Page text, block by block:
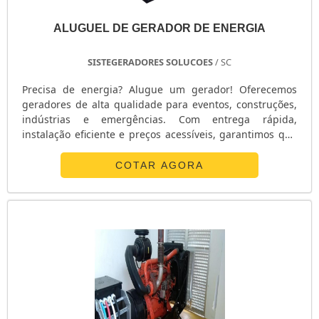
GERADOR 35 KVA
GERADOR 2KVA
GERADOR 2KVA PREÇO
GERADOR 2KVA PARTIDA ELÉTRICA
GERADOR 2KVA DIESEL
GERADOR 250 KVA
GERADOR 25 KVA
ALUGUEL DE GERADOR DE ENERGIA
SISTEGERADORES SOLUCOES/ SC
Precisa de energia? Alugue um gerador! Oferecemos
geradores de alta qualidade para eventos, construções,
indústrias e emergências. Com entrega rápida,
instalação eficiente e preços acessíveis, garantimos que
sua energia nunca falte. Ligue agora e alugue o seu
gerador com a gente!COTAR AGORA